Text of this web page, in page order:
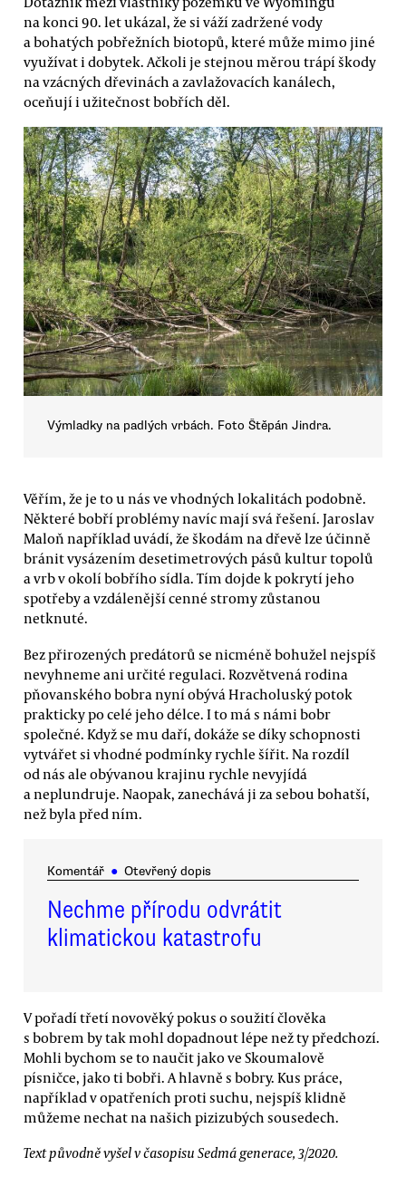
na konci 90. let ukázal, že si váží zadržené vody
a bohatých pobřežních biotopů, které může mimo jiné
využívat i dobytek. Ačkoli je stejnou měrou trápí škody
na vzácných dřevinách a zavlažovacích kanálech,
oceňují i užitečnost bobřích děl.
Výmladky na padlých vrbách. Foto Štěpán Jindra.
Věřím, že je to u nás ve vhodných lokalitách podobně.
Některé bobří problémy navíc mají svá řešení. Jaroslav
Maloň například uvádí, že škodám na dřevě lze účinně
bránit vysázením desetimetrových pásů kultur topolů
a vrb v okolí bobřího sídla. Tím dojde k pokrytí jeho
spotřeby a vzdálenější cenné stromy zůstanou
netknuté.
Bez přirozených predátorů se nicméně bohužel nejspíš
nevyhneme ani určité regulaci. Rozvětvená rodina
pňovanského bobra nyní obývá Hracholuský potok
prakticky po celé jeho délce. I to má s námi bobr
společné. Když se mu daří, dokáže se díky schopnosti
vytvářet si vhodné podmínky rychle šířit. Na rozdíl
od nás ale obývanou krajinu rychle nevyjídá
a neplundruje. Naopak, zanechává ji za sebou bohatší,
než byla před ním.
Komentář ● Otevřený dopis
Nechme přírodu odvrátit
klimatickou katastrofu
V pořadí třetí novověký pokus o soužití člověka
s bobrem by tak mohl dopadnout lépe než ty předchozí.
Mohli bychom se to naučit jako ve Skoumalově
písničce, jako ti bobři. A hlavně s bobry. Kus práce,
například v opatřeních proti suchu, nejspíš klidně
můžeme nechat na našich pizizubých sousedech.
Text původně vyšel v časopisu Sedmá generace, 3/2020.